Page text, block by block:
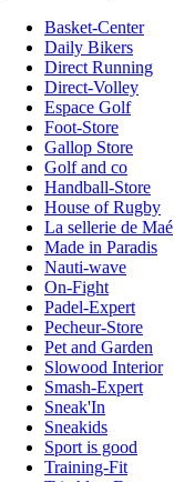
Basket-Center
Daily Bikers
Direct Running
Direct-Volley
Espace Golf
Foot-Store
Gallop Store
Golf and co
Handball-Store
House of Rugby
La sellerie de Maé
Made in Paradis
Nauti-wave
On-Fight
Padel-Expert
Pecheur-Store
Pet and Garden
Slowood Interior
Smash-Expert
Sneak'In
Sneakids
Sport is good
Training-Fit